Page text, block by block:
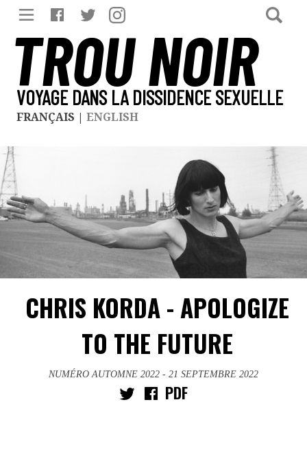
TROU NOIR
VOYAGE DANS LA DISSIDENCE SEXUELLE
FRANÇAIS | ENGLISH
CHRIS KORDA - APOLOGIZE
TO THE FUTURE
NUMÉRO AUTOMNE 2022 - 21 SEPTEMBRE 2022
PDF